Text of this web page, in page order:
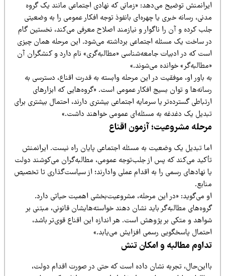
توضیح می‌دهد: «زمانی که نهادی اجتماعی مانند یک گروه
رسانه خبری یا چهره‌ای بانفوذ توجه افکار عمومی را به وضعیتی
کرده و آن را ناگوار و نیازمند اصلاح معرفی می‌کند، نخستین گام
ساخت یک مسئله اجتماعی برداشته می‌شود. این مرحله همان چیزی
که در ادبیات جامعه‌شناسی «مطالبه‌گری» نام دارد و کنشگران آن
خوانده می‌شوند.»
باور او، موفقیت در این مرحله وابسته به قدرت اقناع، دسترسی به
و توان بسیج افکار عمومی است. «گروه‌هایی که ابزارهای
گسترده‌تر یا سرمایه اجتماعی بیشتری دارند، احتمال بیشتری برای
یک دغدغه به مسئله‌ای عمومی خواهند داشت.»
مشروعیت؛ آزمون اقناع
تبدیل یک وضعیت به مسئله اجتماعی پایان راه نیست. ایرانمنش
می‌کند که پس از جلب‌توجه عمومی، مطالبه‌گران می‌کوشند دولت
نهادهای رسمی را به اقدام عملی وادارند؛ از سیاست‌گذاری تا تخصیص
می‌گوید: «در این مرحله، مشروعیت‌بخشی اهمیت حیاتی دارد.
مطالبه‌گر باید نشان دهند خواسته‌هایشان قانونی، مبتنی بر
و متکی بر پژوهش است. هر اندازه این اقناع قوی‌تر باشد،
پاسخگویی رسمی افزایش می‌یابد.»
مطالبه و امکان تنش
تجربه نشان داده است که حتی در صورت اقدام دولت،